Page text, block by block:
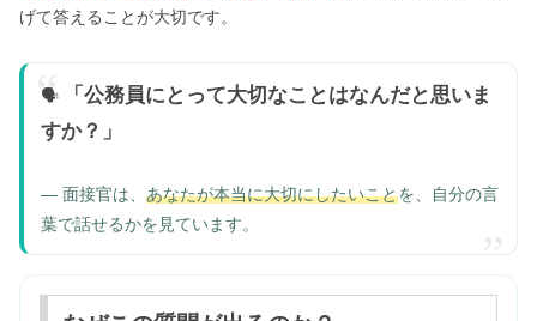
げて答えることが大切です。
🗣️
「公務員にとって大切なことはなんだと思いま
すか？」
— 面接官は、 あなたが本当に大切にしたいことを、自分の言
葉で話せるかを見ています。